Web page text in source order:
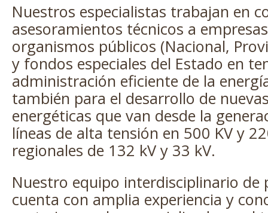
Nuestros especialistas trabajan en
asesoramientos técnicos a
organismos públicos (Nacional,
y fondos especiales del Estado en
administración eficiente de la
también para el desarrollo de
energéticas que van desde la
líneas de alta tensión en 500 KV y
regionales de 132 kV y 33 kV.
Nuestro equipo interdisciplinario de
cuenta con amplia experiencia y